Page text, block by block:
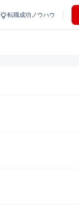
転職成功ノウハウ